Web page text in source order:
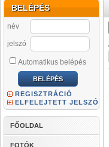
BELÉPÉS
név
jelszó
Automatikus belépés
REGISZTRÁCIÓ
ELFELEJTETT JELSZÓ
FŐOLDAL
FOTÓK